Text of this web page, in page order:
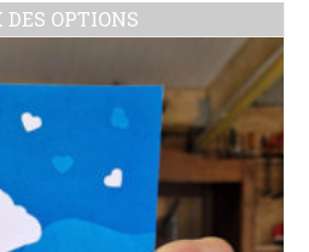
DES OPTIONS
a
plusieurs
Les
peuvent
être